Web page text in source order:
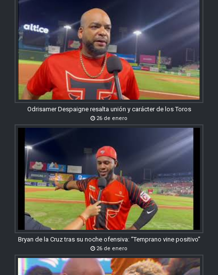
Odrisamer Despaigne resalta unión y carácter de los Toros
26 de enero
Bryan de la Cruz tras su noche ofensiva: “Temprano vine positivo”
26 de enero